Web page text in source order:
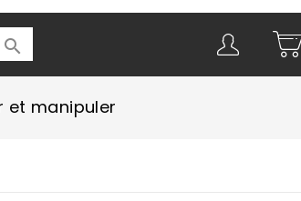

et manipuler